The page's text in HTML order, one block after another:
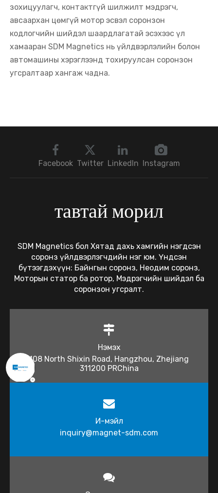
зохицуулагч, контактгүй шилжилт мэдрэгч,
авсаархан цөмгүй мотор эсвэл соронзон
кодлогчийн шийдэл шаардлагатай эсэхээс үл
хамааран SDM Magnetics нь үйлдвэрлэлийн болон
автомашины хэрэглээнд тохируулсан соронзон
угсралтаар хангаж чадна.
Facebook Twitter LinkedIn Instagram
тавтай морил
SDM Magnetics бол Хятад дахь хамгийн нэгдсэн
соронз үйлдвэрлэгчдийн нэг юм. Үндсэн
бүтээгдэхүүн: Байнгын соронз, Неодим соронз,
Моторын статор ба ротор, Мэдрэгчийн шийдэл ба
соронзон угсралт.
Нэмэх
108 North Shixin Road, Hangzhou, Zhejiang
311200 PRChina
И-мэйл
inquiry@magnet-sdm.com​